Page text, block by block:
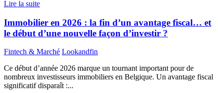
Lire la suite
Immobilier en 2026 : la fin d’un avantage fiscal… et
le début d’une nouvelle façon d’investir ?
Fintech & Marché Lookandfin
Ce début d’année 2026 marque un tournant important pour de
nombreux investisseurs immobiliers en Belgique. Un avantage fiscal
significatif disparaît :...